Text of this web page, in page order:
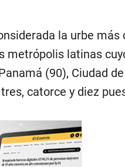
la urbe más
metrópolis latinas
(90), Ciudad
catorce y diez